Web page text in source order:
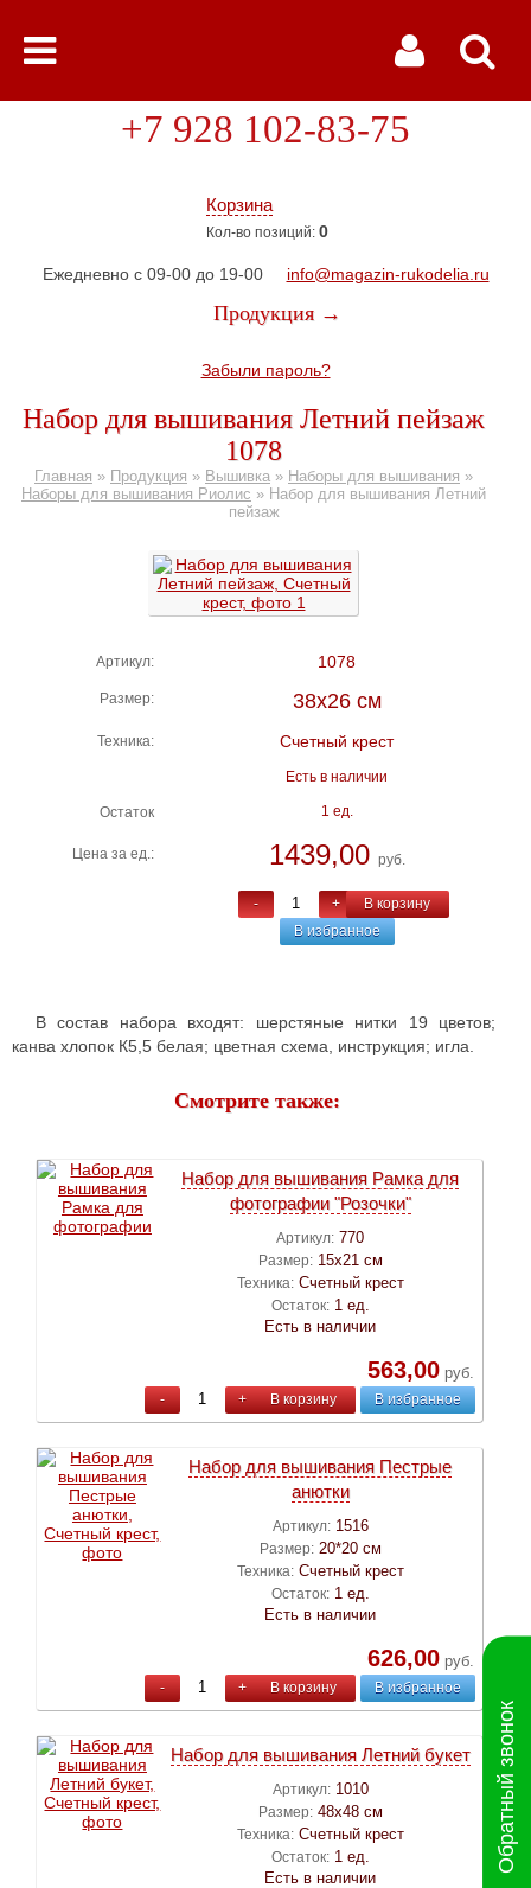
Корзина
Кол-во позиций: 0
+7 928 102-83-75
Ежедневно с 09-00 до 19-00 info@magazin-rukodelia.ru
Продукция →
Забыли пароль?
Набор для вышивания Летний пейзаж
1078
Главная » Продукция » Вышивка » Наборы для вышивания »
Наборы для вышивания Риолис » Набор для вышивания Летний
пейзаж
Артикул: 1078
Размер: 38х26 см
Техника: Счетный крест
Есть в наличии
Остаток 1 ед.
Цена за ед.: 1439,00 руб.
- +
В корзину
В избранное
В состав набора входят: шерстяные нитки 19 цветов;
канва хлопок К5,5 белая; цветная схема, инструкция; игла.
Смотрите также:
Набор для вышивания Рамка для
фотографии "Розочки"
Артикул: 770
Размер: 15х21 см
Техника: Счетный крест
Остаток: 1 ед.
Есть в наличии
563,00руб.
- + В корзину В избранное
Набор для вышивания Пестрые
анютки
Артикул: 1516
Размер: 20*20 см
Техника: Счетный крест
Остаток: 1 ед.
Есть в наличии
626,00руб.
- + В корзину В избранное
Набор для вышивания Летний букет
Артикул: 1010
Размер: 48х48 см
Техника: Счетный крест
Остаток: 1 ед.
Есть в наличии
Обратный звонок